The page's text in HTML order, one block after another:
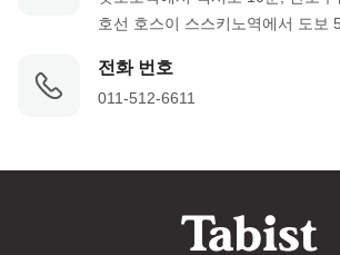
호선 호스이 스스키노역에서 도보
전화 번호
011-512-6611